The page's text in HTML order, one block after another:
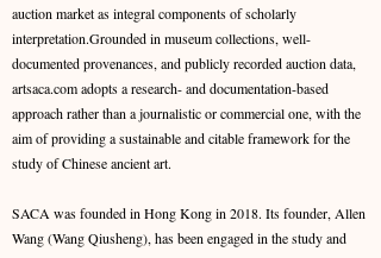
auction market as integral components of scholarly
interpretation.Grounded in museum collections, well-
documented provenances, and publicly recorded auction data,
artsaca.com adopts a research- and documentation-based
approach rather than a journalistic or commercial one, with the
aim of providing a sustainable and citable framework for the
study of Chinese ancient art.
SACA was founded in Hong Kong in 2018. Its founder, Allen
Wang (Wang Qiusheng), has been engaged in the study and